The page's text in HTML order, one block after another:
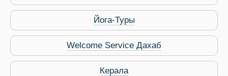
Йога-Туры
Welcome Service Дахаб
Керала